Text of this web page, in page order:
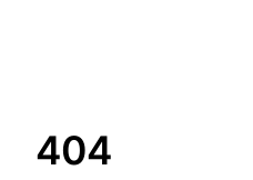
404